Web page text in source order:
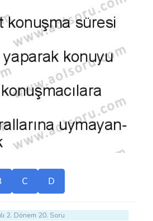
C D
2. Dönem 20. Soru